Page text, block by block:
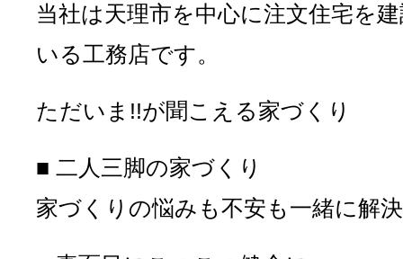
当社は天理市を中心に注文住宅を
いる工務店です。
ただいま!!が聞こえる家づくり
■ 二人三脚の家づくり
家づくりの悩みも不安も一緒に解決